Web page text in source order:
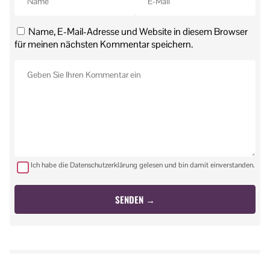
Name, E-Mail-Adresse und Website in diesem Browser
für meinen nächsten Kommentar speichern.
Ich habe die Datenschutzerklärung gelesen und bin damit einverstanden.